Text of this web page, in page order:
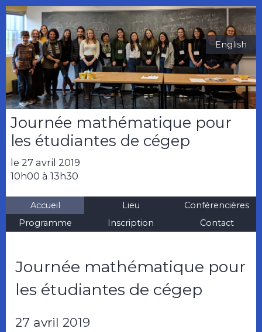
Journée mathématique pour
les étudiantes de cégep
le 27 avril 2019
10h00 à 13h30
English
Accueil Lieu
Conférencières
Programme
Inscription Contact
Journée mathématique pour
les étudiantes de cégep
27 avril 2019